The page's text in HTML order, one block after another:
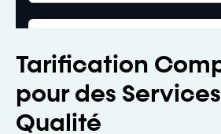
Tarification
pour des
Qualité